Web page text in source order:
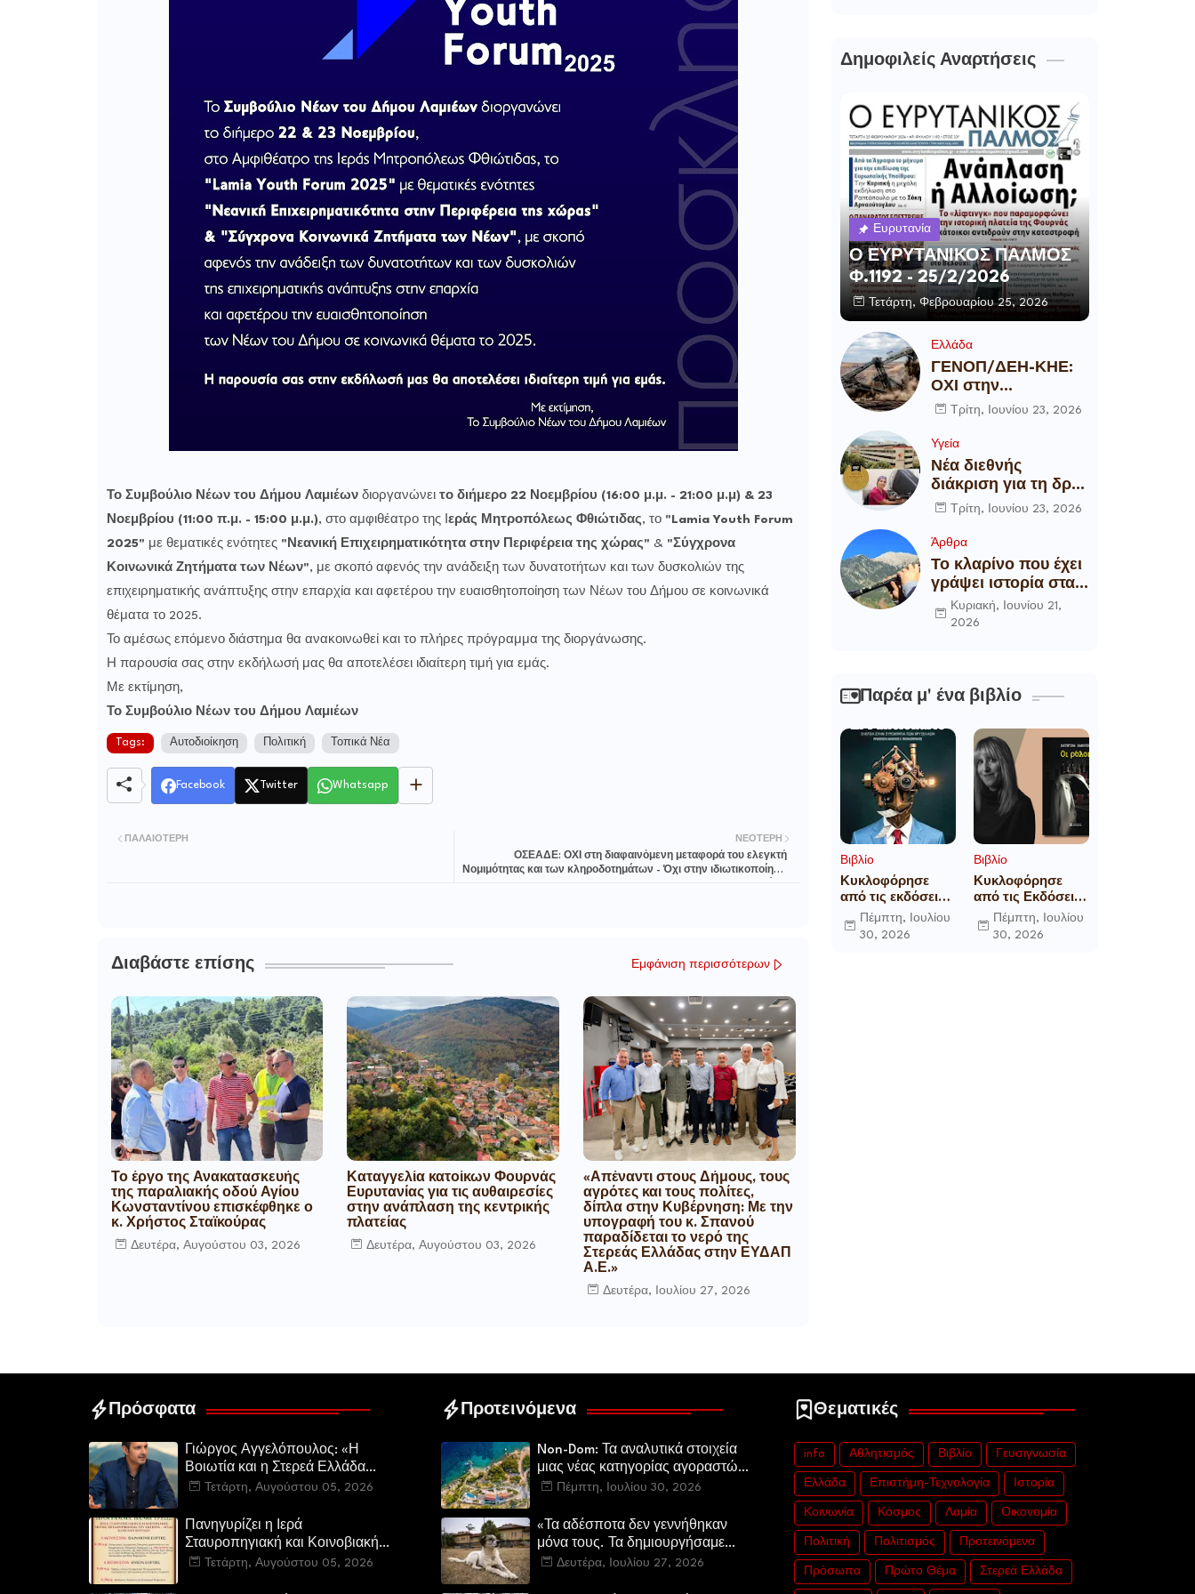
Το Συμβούλιο Νέων του Δήμου Λαμιέωνδιοργανώνει το διήμερο 22 Νοεμβρίου (16:00 μ.μ. - 21:00 μ.μ) & 23
Νοεμβρίου (11:00 π.μ. - 15:00 μ.μ.), στο αμφιθέατρο της Ι εράς Μητροπόλεως Φθιώτιδας, το "Lamia Youth Forum
2025" με θεματικές ενότητες "Νεανική Επιχειρηματικότητα στην Περιφέρεια της χώρας" & "Σύγχρονα
Κοινωνικά Ζητήματα των Νέων", με σκοπό αφενός την ανάδειξη των δυνατοτήτων και των δυσκολιών της
επιχειρηματικής ανάπτυξης στην επαρχία και αφετέρου την ευαισθητοποίηση των Νέων του Δήμου σε κοινωνικά
θέματα το 2025.
Το αμέσως επόμενο διάστημα θα ανακοινωθεί και το πλήρες πρόγραμμα της διοργάνωσης.
Η παρουσία σας στην εκδήλωσή μας θα αποτελέσει ιδιαίτερη τιμή για εμάς.
Με εκτίμηση,
Το Συμβούλιο Νέων του Δήμου Λαμιέων
Tags: Αυτοδιοίκηση Πολιτική Τοπικά Νέα
Facebook Twitter Whatsapp
ΝΕΌΤΕΡΗ
ΟΣΕΑΔΕ: ΟΧΙ στη διαφαινόμενη μεταφορά του ελεγκτή
Νομιμότητας και των κληροδοτημάτων - Όχι στην ιδιωτικοποίηση
ΠΑΛΑΙΌΤΕΡΗ
Διαβάστε επίσης Εμφάνιση περισσότερων
Το έργο της Ανακατασκευής
της παραλιακής οδού Αγίου
Κωνσταντίνου επισκέφθηκε ο
κ. Χρήστος Σταϊκούρας
Δευτέρα, Αυγούστου 03, 2026
Καταγγελία κατοίκων Φουρνάς
Ευρυτανίας για τις αυθαιρεσίες
στην ανάπλαση της κεντρικής
πλατείας
Δευτέρα, Αυγούστου 03, 2026
«Απέναντι στους Δήμους, τους
αγρότες και τους πολίτες,
δίπλα στην Κυβέρνηση: Με την
υπογραφή του κ. Σπανού
παραδίδεται το νερό της
Στερεάς Ελλάδας στην ΕΥΔΑΠ
Α.Ε.»
Δευτέρα, Ιουλίου 27, 2026
Δημοφιλείς Αναρτήσεις
Ευρυτανία
Ο ΕΥΡΥΤΑΝΙΚΟΣ ΠΑΛΜΟΣ
Φ.1192 - 25/2/2026
Τετάρτη, Φεβρουαρίου 25, 2026
Ελλάδα
ΓΕΝΟΠ/ΔΕΗ-ΚΗΕ:
ΟΧΙ στην
αποξήλωση των
υποδομών της
χώρας
Τρίτη, Ιουνίου 23, 2026
Υγεία
Νέα διεθνής
διάκριση για τη δρ
Θάλεια
Διευθύντρια
Xειρουργό του
Metropolitan
General
Τρίτη, Ιουνίου 23, 2026
Άρθρα
Το κλαρίνο που έχει
γράψει ιστορία στα
χωριά της Ρούμελης
Κυριακή, Ιουνίου 21,
2026
Παρέα μ' ένα βιβλίο
Βιβλίο
Κυκλοφόρησε
από τις εκδόσεις
Gema το
μυθιστόρημα του
Πέμπτη, Ιουλίου
30, 2026
Βιβλίο
Κυκλοφόρησε
από τις Εκδόσεις
Επίμετρο το
αστυνομικό
Πέμπτη, Ιουλίου
30, 2026
Πρόσφατα
Γιώργος Αγγελόπουλος: «Η
Βοιωτία και η Στερεά Ελλάδα
καίγεται. Η Κυβέρνηση και η
αυτοθαυμάζονται.»
Τετάρτη, Αυγούστου 05, 2026
Πανηγυρίζει η Ιερά
Σταυροπηγιακή και Κοινοβιακή
Μονή Μεταμορφώσεως του
Τετάρτη, Αυγούστου 05, 2026
Προτεινόμενα
Non-Dom: Τα αναλυτικά στοιχεία
μιας νέας κατηγορίας αγοραστών
στην ελληνική αγορά πολυτελών
Πέμπτη, Ιουλίου 30, 2026
«Τα αδέσποτα δεν γεννήθηκαν
μόνα τους. Τα δημιουργήσαμε
εμείς.»
Δευτέρα, Ιουλίου 27, 2026
Θεματικές
info Αθλητισμός Βιβλίο Γευσιγνωσία
Ελλάδα Επιστήμη-Τεχνολογία Ιστορία
Κοινωνία Κόσμος Λαμία Οικονομία
Πολιτική Πολιτισμός Προτεινόμενα
Πρόσωπα Πρώτο Θέμα Στερεά Ελλάδα